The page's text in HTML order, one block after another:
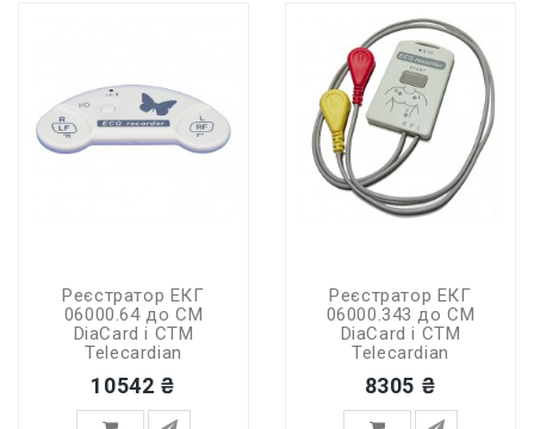
Реєстратор ЕКГ
06000.64 до СМ
DiaCard і СТМ
Telecardian
10542 ₴
Реєстратор ЕКГ
06000.343 до СМ
DiaCard і СТМ
Telecardian
8305 ₴